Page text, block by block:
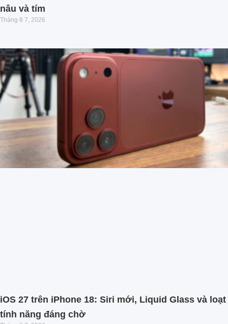
nâu và tím
Tháng 8 7, 2026
iOS 27 trên iPhone 18: Siri mới, Liquid Glass và loạt
tính năng đáng chờ